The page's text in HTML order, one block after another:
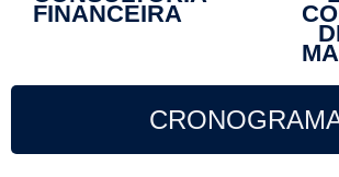
FINANCEIRA